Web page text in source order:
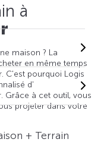
à
maison ? La
en même temps
C'est pourquoi Logis
d'
Grâce à cet outil, vous
projeter dans votre
+ Terrain